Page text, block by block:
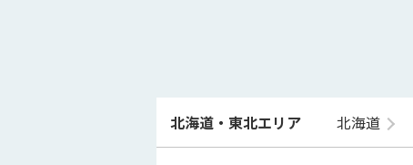
北海道・東北エリア 北海道